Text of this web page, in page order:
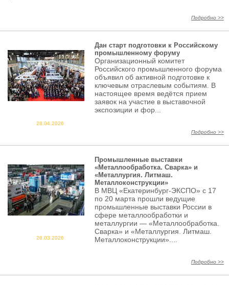
Подробно >>
28.04.2026
Дан старт подготовки к Российскому
промышленному форуму
Организационный комитет
Российского промышленного форума
объявил об активной подготовке к
ключевым отраслевым событиям. В
настоящее время ведётся прием
заявок на участие в выставочной
экспозиции и фор...
Подробно >>
26.03.2026
Промышленные выставки
«Металлообработка. Сварка» и
«Металлургия. Литмаш.
Металлоконструкции»
В МВЦ «Екатеринбург‑ЭКСПО» с 17
по 20 марта прошли ведущие
промышленные выставки России в
сфере металлообработки и
металлургии — «Металлообработка.
Сварка» и «Металлургия. Литмаш.
Металлоконструкции»....
Подробно >>